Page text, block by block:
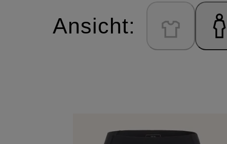
Ansicht: